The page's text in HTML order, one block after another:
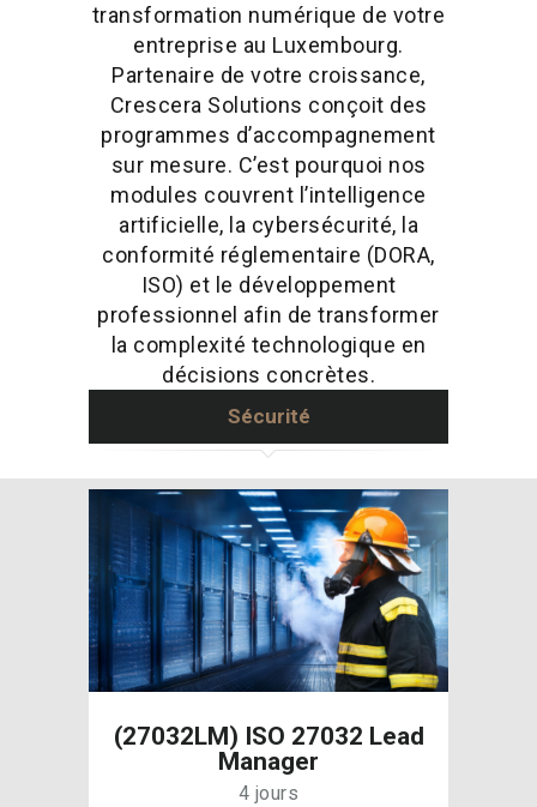
transformation numérique de votre
entreprise au Luxembourg.
Partenaire de votre croissance,
Crescera Solutions conçoit des
programmes d’accompagnement
sur mesure. C’est pourquoi nos
modules couvrent l’intelligence
artificielle, la cybersécurité, la
conformité réglementaire (DORA,
ISO) et le développement
professionnel afin de transformer
la complexité technologique en
décisions concrètes.
Sécurité
(27032LM) ISO 27032 Lead
Manager
4 jours